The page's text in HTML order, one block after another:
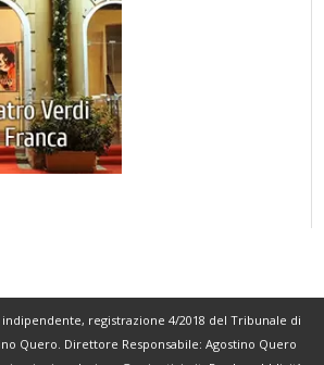
registrazione 4/2018 del Tribunale di
Quero. Direttore Responsabile: Agostino Quero